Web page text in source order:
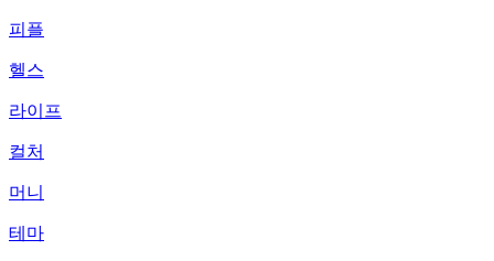
피플
헬스
라이프
컬처
머니
테마